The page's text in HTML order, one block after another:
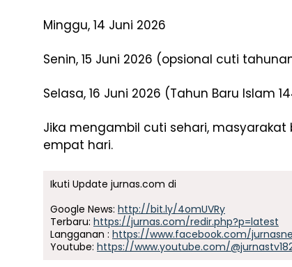
Minggu, 14 Juni 2026
Senin, 15 Juni 2026 (opsional cuti
Selasa, 16 Juni 2026 (Tahun Baru Islam
Jika mengambil cuti sehari,
empat hari.
Ikuti Update jurnas.com di
Google News: http://bit.ly/4omUVRy
Terbaru: https://jurnas.com/redir.php?p=latest
Langganan : https://www.facebook.com/
Youtube: https://www.youtube.com/